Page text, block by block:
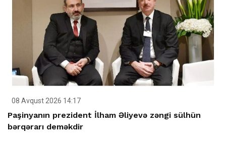
08 Avqust 2026 14:17
Paşinyanın prezident İlham Əliyevə zəngi sülhün
bərqərarı deməkdir